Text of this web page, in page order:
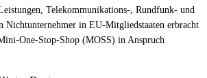
Telekommunikations-, Rundfunk- und
Nichtunternehmer in EU-Mitgliedstaaten erbracht
One-Stop-Shop (MOSS) in Anspruch